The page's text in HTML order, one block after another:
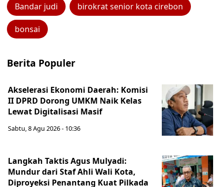
Bandar judi birokrat senior kota cirebon
bonsai
Berita Populer
Akselerasi Ekonomi Daerah: Komisi
II DPRD Dorong UMKM Naik Kelas
Lewat Digitalisasi Masif
Sabtu, 8 Agu 2026 - 10:36
Langkah Taktis Agus Mulyadi:
Mundur dari Staf Ahli Wali Kota,
Diproyeksi Penantang Kuat Pilkada